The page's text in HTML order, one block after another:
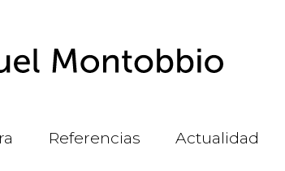
Referencias Actualidad